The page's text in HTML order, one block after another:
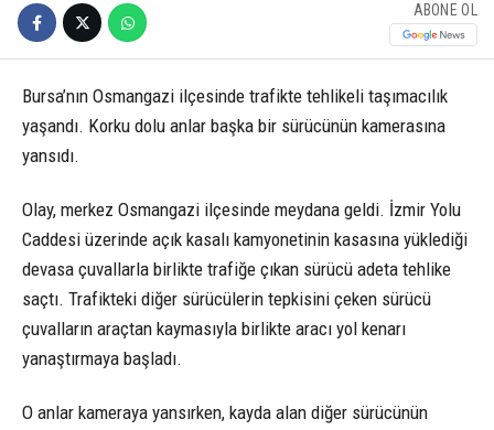
ABONE OL
Bursa’nın Osmangazi ilçesinde trafikte tehlikeli taşımacılık
yaşandı. Korku dolu anlar başka bir sürücünün kamerasına
yansıdı.
Olay, merkez Osmangazi ilçesinde meydana geldi. İzmir Yolu
Caddesi üzerinde açık kasalı kamyonetinin kasasına yüklediği
devasa çuvallarla birlikte trafiğe çıkan sürücü adeta tehlike
saçtı. Trafikteki diğer sürücülerin tepkisini çeken sürücü
çuvalların araçtan kaymasıyla birlikte aracı yol kenarı
yanaştırmaya başladı.
O anlar kameraya yansırken, kayda alan diğer sürücünün